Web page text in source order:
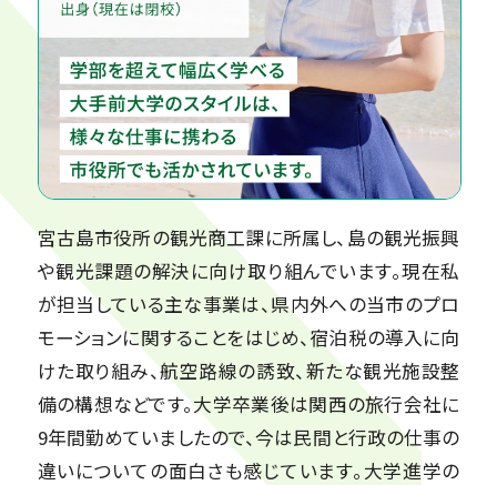
宮古島市役所の観光商工課に所属し、島の観光振興
や観光課題の解決に向け取り組んでいます。現在私
が担当している主な事業は、県内外への当市のプロ
モーションに関することをはじめ、宿泊税の導入に向
けた取り組み、航空路線の誘致、新たな観光施設整
備の構想などです。大学卒業後は関西の旅行会社に
9年間勤めていましたので、今は民間と行政の仕事の
違いについての面白さも感じています。大学進学の